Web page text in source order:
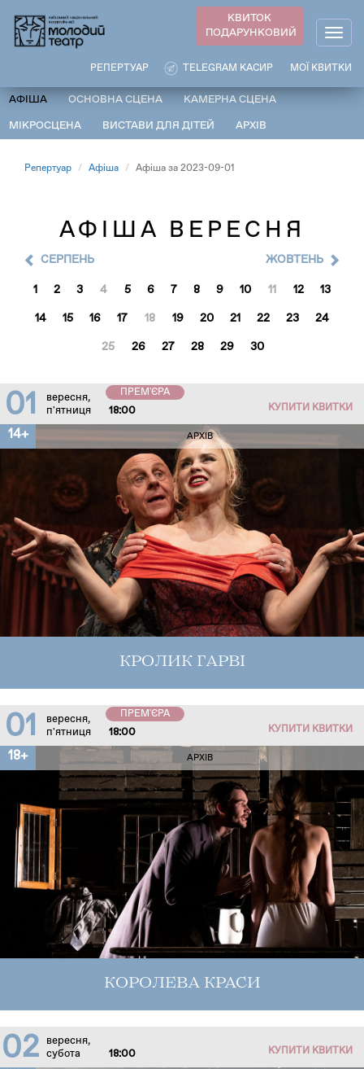
основного
КВИТОК
ПОДАРУНКОВИЙ
МОЇ КВИТКИ
TELEGRAM КАСИР
РЕПЕРТУАР
АФІША ОСНОВНА СЦЕНА КАМЕРНА СЦЕНА
МІКРОСЦЕНА ВИСТАВИ ДЛЯ ДІТЕЙ АРХІВ
Репертуар Афіша Афіша за 2023-09-01
АФІША ВЕРЕСНЯ
СЕРПЕНЬ
1 2 3 4 5 6 7 8 9 10 11 12 13
14 15 16 17 18 19 20 21 22 23 24
25 26 27 28 29 30
ЖОВТЕНЬ
01
вересня,
п'ятниця
18:00
ПРЕМ'ЄРА
КУПИТИ КВИТКИ
14+ АРХІВ
КРОЛИК ГАРВІ
01
вересня,
п'ятниця
18:00
ПРЕМ'ЄРА
КУПИТИ КВИТКИ
18+ АРХІВ
КОРОЛЕВА КРАСИ
02
вересня,
субота
18:00 КУПИТИ КВИТКИ